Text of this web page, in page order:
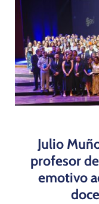
Programas
Julio
profesor
emotivo